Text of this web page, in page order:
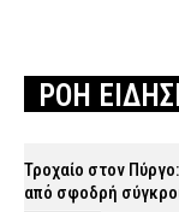
ΡΟΗ
Τροχαίο στον
από σφοδρή